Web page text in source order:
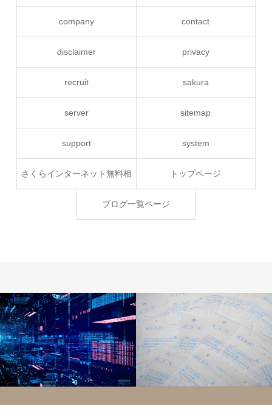
company contact
disclaimer privacy
recruit sakura
server sitemap
support system
さくらインターネット無料相 トップページ
ブログ一覧ページ
サーバー システム